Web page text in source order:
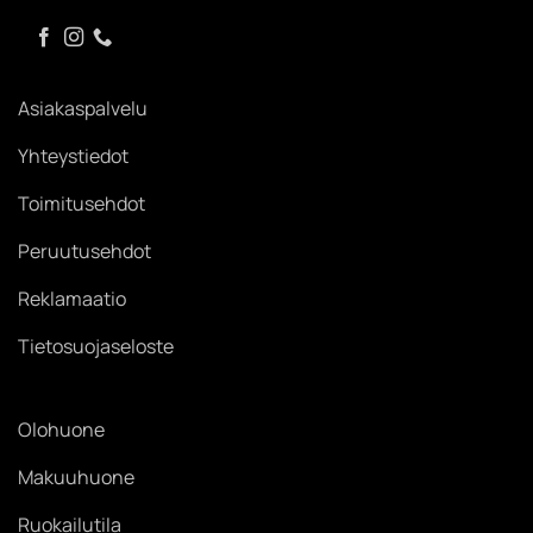
Asiakaspalvelu
Yhteystiedot
Toimitusehdot
Peruutusehdot
Reklamaatio
Tietosuojaseloste
Olohuone
Makuuhuone
Ruokailutila